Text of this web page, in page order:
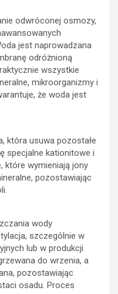
odwróconej osmozy,
jest naprowadzana
odróżnioną
wszystkie
mikroorganizmy i
że woda jest
która usuwa pozostałe
specjalne kationitowe i
które wymieniają jony
pozostawiając
wody
szczególnie w
lub w produkcji
do wrzenia, a
pozostawiając
osadu. Proces